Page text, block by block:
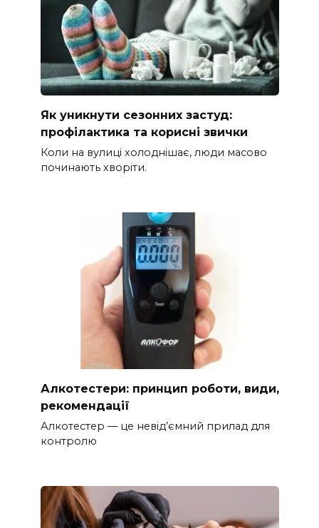
Як уникнути сезонних застуд:
профілактика та корисні звички
Коли на вулиці холоднішає, люди масово
починають хворіти.
Алкотестери: принцип роботи, види,
рекомендації
Алкотестер — це невід’ємний прилад для
контролю